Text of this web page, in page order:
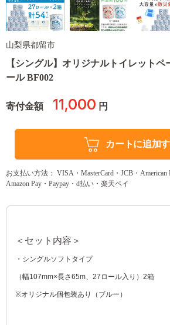
山梨県都留市
【シングル】オリジナルトイレット
ール BF002
寄付金額 11,000 円
カートに追加
お支払い方法： VISA・MasterCard・JCB・American
Amazon Pay・Paypay・d払い・楽天ペイ
＜セット内容＞
・シングルソフトタイプ
（幅107mm×長さ65m、27ロール入り）2箱
※オリジナル個包装あり（ブルー）